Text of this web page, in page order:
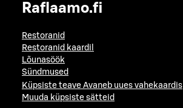
Raflaamo.fi
Restoranid
Restoranid kaardil
Lõunasöök
Sündmused
Küpsiste teave Avaneb uues vahekaardis
Muuda küpsiste sätteid